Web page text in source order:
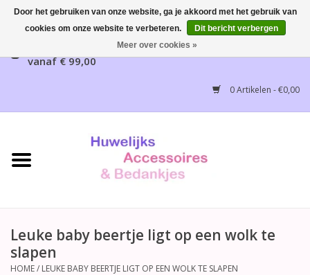
Gratis verzending mogelijk, NL vanaf € 65,00, België
vanaf € 99,00
0 Artikelen - €0,00
Home
Bruidsaccessoires
Huwelijksreceptie
Leuke baby beertje ligt op een wolk te
slapen
HOME/ LEUKE BABY BEERTJE LIGT OP EEN WOLK TE SLAPEN
Door het gebruiken van onze website, ga je akkoord met het gebruik van
cookies om onze website te verbeteren.
Dit bericht verbergen
Meer over cookies »